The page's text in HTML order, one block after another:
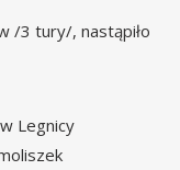
/3 tury/, nastąpiło
Legnicy